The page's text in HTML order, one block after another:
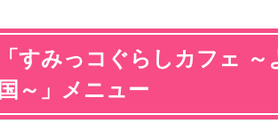
「すみっコぐらしカフェ
国～」メニュー